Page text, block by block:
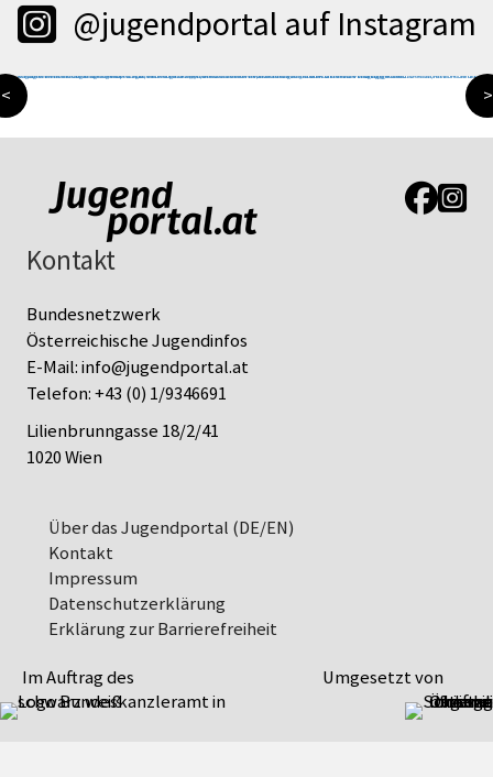
@jugendportal auf Instagram
< >
Link zur
Link
Kontakt
Bundesnetzwerk
Österreichische Jugendinfos
E-Mail:info@jugendportal.at
Telefon:+43 (0) 1/9346691
Lilienbrunngasse 18/2/41
1020 Wien
Über das Jugendportal (DE/EN)
Kontakt
Impressum
Datenschutz­erklärung
Erklärung zur Barrierefreiheit
Im Auftrag des Umgesetzt von